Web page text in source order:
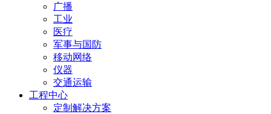
广播
工业
医疗
军事与国防
移动网络
仪器
交通运输
工程中心
定制解决方案